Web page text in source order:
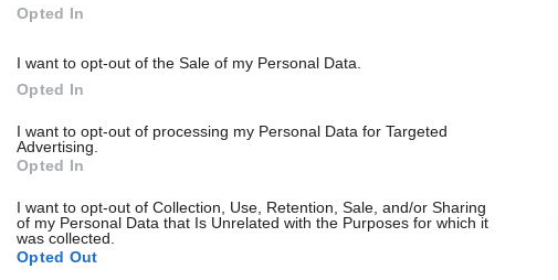
Opted In
I want to opt-out of the Sale of my Personal Data.
Opted In
I want to opt-out of processing my Personal Data for Targeted
Advertising.
Opted In
I want to opt-out of Collection, Use, Retention, Sale, and/or Sharing
of my Personal Data that Is Unrelated with the Purposes for which it
was collected.
Opted Out